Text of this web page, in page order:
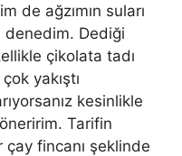
de ağzımın suları
denedim. Dediği
çikolata tadı
yakıştı
kesinlikle
Tarifin
çay fincanı şeklinde